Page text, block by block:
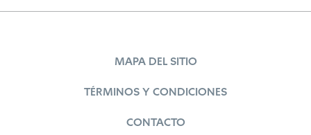
MAPA DEL SITIO
TÉRMINOS Y CONDICIONES
CONTACTO